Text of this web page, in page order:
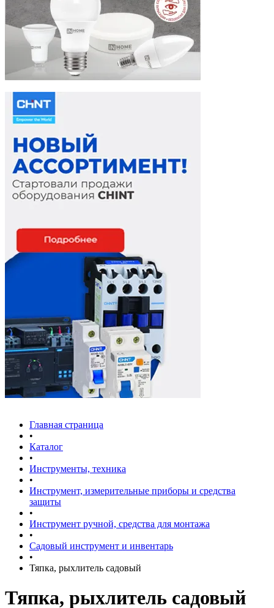
Главная страница
•
Каталог
•
Инструменты, техника
•
Инструмент, измерительные приборы и средства
защиты
•
Инструмент ручной, средства для монтажа
•
Садовый инструмент и инвентарь
•
Тяпка, рыхлитель садовый
Тяпка, рыхлитель садовый